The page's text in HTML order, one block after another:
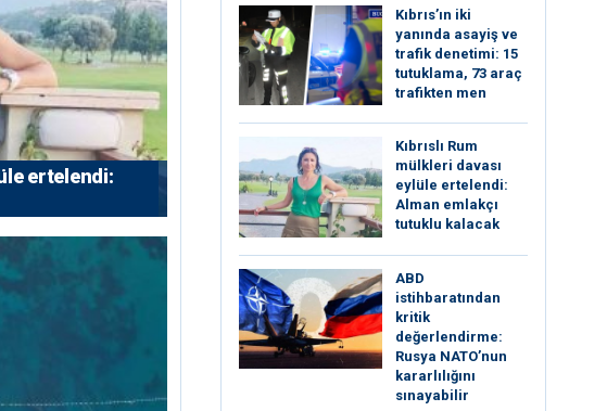
ertelendi:
Kıbrıs’ın iki
yanında asayiş ve
trafik denetimi: 15
tutuklama, 73 araç
trafikten men
Kıbrıslı Rum
mülkleri davası
eylüle ertelendi:
Alman emlakçı
tutuklu kalacak
ABD
istihbaratından
kritik
değerlendirme:
Rusya NATO’nun
kararlılığını
sınayabilir